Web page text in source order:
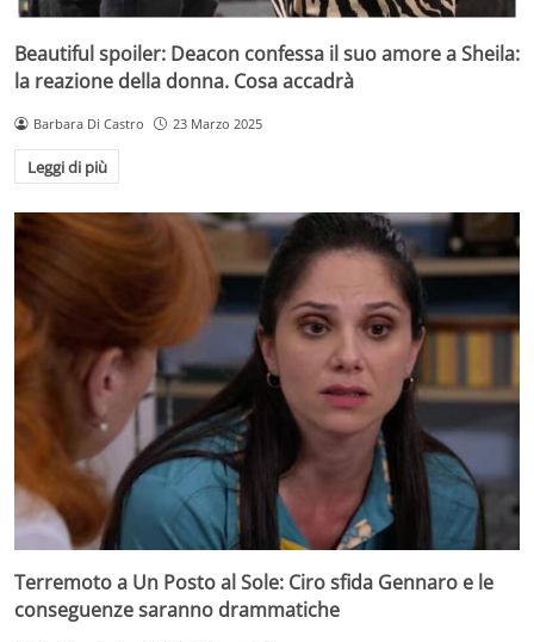
Beautiful spoiler: Deacon confessa il suo amore a Sheila:
la reazione della donna. Cosa accadrà
Barbara Di Castro 23 Marzo 2025
Leggi di più
Terremoto a Un Posto al Sole: Ciro sfida Gennaro e le
conseguenze saranno drammatiche